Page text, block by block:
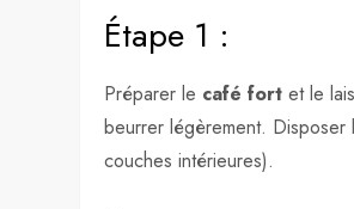
Étape 1 :
Préparer le café fort et le
beurrer légèrement.
couches intérieures).